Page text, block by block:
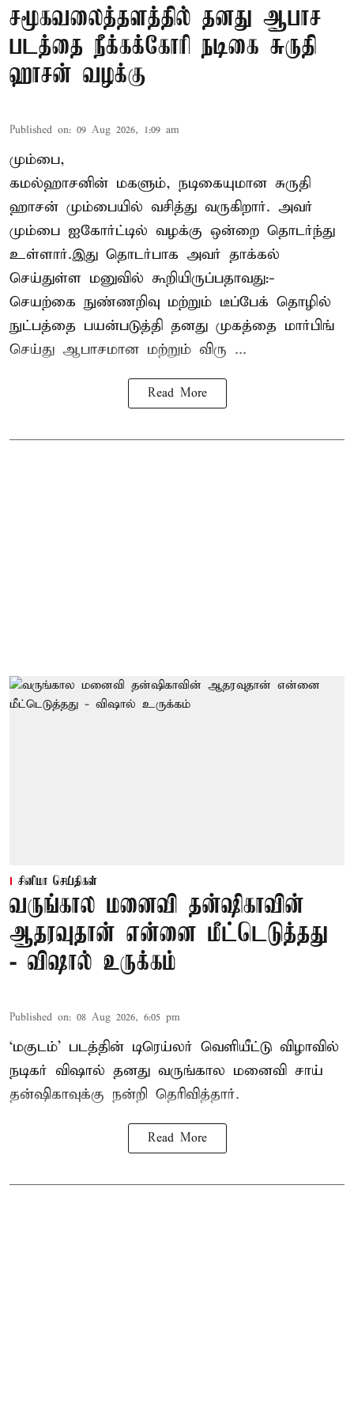
சமூகவலைத்தளத்தில் தனது ஆபாச
படத்தை நீக்கக்கோரி நடிகை சுருதி
ஹாசன் வழக்கு
Published on: 09 Aug 2026, 1:09 am
மும்பை,
கமல்ஹாசனின் மகளும், நடிகையுமான சுருதி
ஹாசன் மும்பையில் வசித்து வருகிறார். அவர்
மும்பை ஐகோர்ட்டில் வழக்கு ஒன்றை தொடர்ந்து
உள்ளார்.இது தொடர்பாக அவர் தாக்கல்
செய்துள்ள மனுவில் கூறியிருப்பதாவது:-
செயற்கை நுண்ணறிவு மற்றும் டீப்பேக் தொழில்
நுட்பத்தை பயன்படுத்தி தனது முகத்தை மார்பிங்
செய்து ஆபாசமான மற்றும் விரு ...
Read More
சினிமா செய்திகள்
வருங்கால மனைவி தன்ஷிகாவின்
ஆதரவுதான் என்னை மீட்டெடுத்தது
- விஷால் உருக்கம்
Published on: 08 Aug 2026, 6:05 pm
‘மகுடம்’ படத்தின் டிரெய்லர் வெளியீட்டு விழாவில்
நடிகர் விஷால் தனது வருங்கால மனைவி சாய்
தன்ஷிகாவுக்கு நன்றி தெரிவித்தார்.
Read More